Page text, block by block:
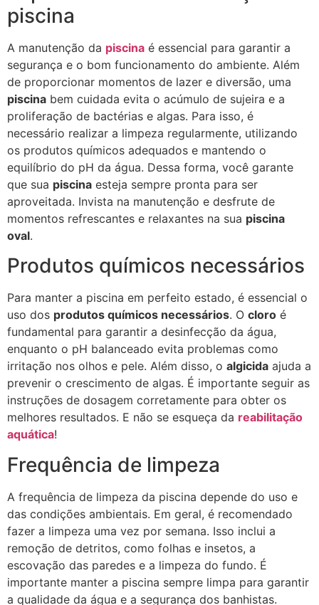
piscina
A manutenção da piscina é essencial para garantir a
segurança e o bom funcionamento do ambiente. Além
de proporcionar momentos de lazer e diversão, uma
piscina bem cuidada evita o acúmulo de sujeira e a
proliferação de bactérias e algas. Para isso, é
necessário realizar a limpeza regularmente, utilizando
os produtos químicos adequados e mantendo o
equilíbrio do pH da água. Dessa forma, você garante
que sua piscina esteja sempre pronta para ser
aproveitada. Invista na manutenção e desfrute de
momentos refrescantes e relaxantes na sua piscina
oval.
Produtos químicos necessários
Para manter a piscina em perfeito estado, é essencial o
uso dos produtos químicos necessários. O cloro é
fundamental para garantir a desinfecção da água,
enquanto o pH balanceado evita problemas como
irritação nos olhos e pele. Além disso, o algicida ajuda a
prevenir o crescimento de algas. É importante seguir as
instruções de dosagem corretamente para obter os
melhores resultados. E não se esqueça da reabilitação
aquática!
Frequência de limpeza
A frequência de limpeza da piscina depende do uso e
das condições ambientais. Em geral, é recomendado
fazer a limpeza uma vez por semana. Isso inclui a
remoção de detritos, como folhas e insetos, a
escovação das paredes e a limpeza do fundo. É
importante manter a piscina sempre limpa para garantir
a qualidade da água e a segurança dos banhistas.